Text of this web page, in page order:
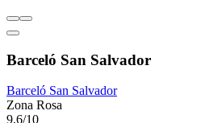
Barceló San Salvador
Barceló San Salvador
Zona Rosa
9,6/10